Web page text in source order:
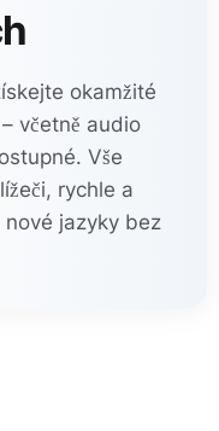
okamžité
včetně audio
Vše
rychle a
jazyky bez